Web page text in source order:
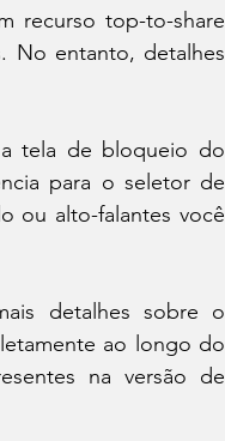
recurso top-to-share
No entanto, detalhes
tela de bloqueio do
para o seletor de
ou alto-falantes você
detalhes sobre o
ao longo do
na versão de